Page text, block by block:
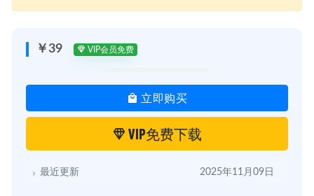
￥39 VIP会员免费
立即购买
VIP免费下载
最近更新 2025年11月09日